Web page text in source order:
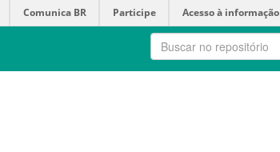
Comunica BR Participe Acesso à informação